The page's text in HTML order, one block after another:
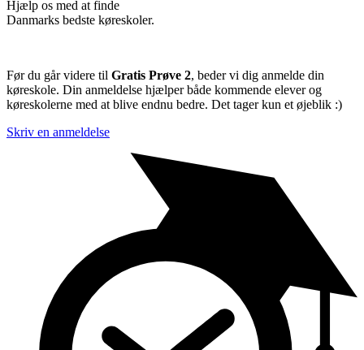
Hjælp os med at finde
Danmarks bedste køreskoler.
Før du går videre til Gratis Prøve 2, beder vi dig anmelde din
køreskole. Din anmeldelse hjælper både kommende elever og
køreskolerne med at blive endnu bedre. Det tager kun et øjeblik :)
Skriv en anmeldelse